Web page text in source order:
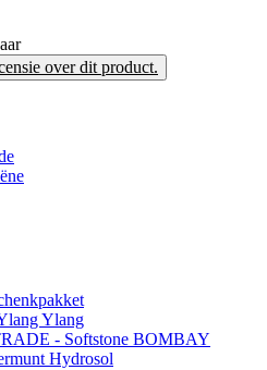
over dit product.
Ylang
- Softstone BOMBAY
Hydrosol